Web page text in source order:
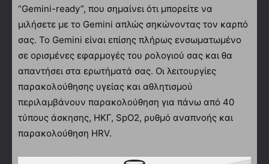
“Gemini-ready”, που σημαίνει ότι μπορείτε να
μιλήσετε με το Gemini απλώς σηκώνοντας τον καρπό
σας. Το Gemini είναι επίσης πλήρως ενσωματωμένο
σε ορισμένες εφαρμογές του ρολογιού σας και θα
απαντήσει στα ερωτήματά σας. Οι λειτουργίες
παρακολούθησης υγείας και αθλητισμού
περιλαμβάνουν παρακολούθηση για πάνω από 40
τύπους άσκησης, ΗΚΓ, SpO2, ρυθμό αναπνοής και
παρακολούθηση HRV.